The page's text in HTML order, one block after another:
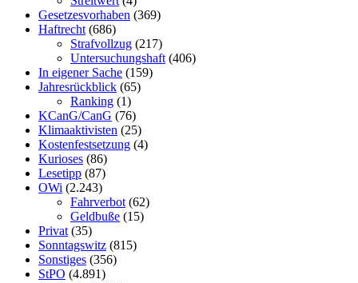
Gesetzesvorhaben (369)
Haftrecht (686)
Strafvollzug (217)
Untersuchungshaft (406)
In eigener Sache (159)
Jahresrückblick (65)
Ranking (1)
KCanG/CanG (76)
Klimaaktivisten (25)
Kostenfestsetzung (4)
Kurioses (86)
Lesetipp (87)
OWi (2.243)
Fahrverbot (62)
Geldbuße (15)
Privat (35)
Sonntagswitz (815)
Sonstiges (356)
StPO (4.891)